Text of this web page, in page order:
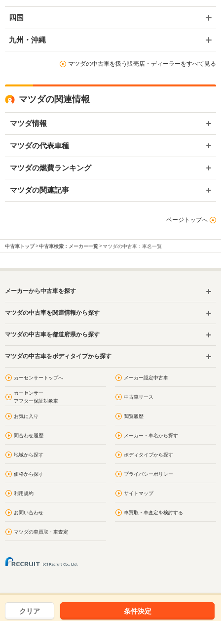
四国
九州・沖縄
マツダの中古車を扱う販売店・ディーラーをすべて見る
マツダの関連情報
マツダ情報
マツダの代表車種
マツダの燃費ランキング
マツダの関連記事
ページトップへ
中古車トップ 中古車検索：メーカー一覧 マツダの中古車：車名一覧
メーカーから中古車を探す
マツダの中古車を関連情報から探す
マツダの中古車を都道府県から探す
マツダの中古車をボディタイプから探す
カーセンサートップへ メーカー認定中古車
カーセンサー
アフター保証対象車
中古車リース
お気に入り 閲覧履歴
問合わせ履歴 メーカー・車名から探す
地域から探す ボディタイプから探す
価格から探す プライバシーポリシー
利用規約 サイトマップ
お問い合わせ 車買取・車査定を検討する
マツダの車買取・車査定
クリア 条件決定